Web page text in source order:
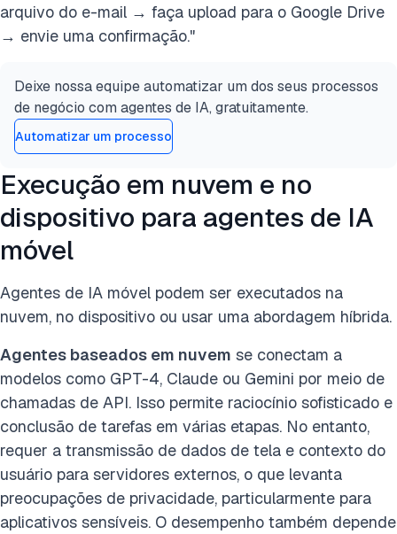
arquivo do e-mail → faça upload para o Google Drive
→ envie uma confirmação."
Deixe nossa equipe automatizar um dos seus processos
de negócio com agentes de IA, gratuitamente.
Automatizar um processo
Execução em nuvem e no
dispositivo para agentes de IA
móvel
Agentes de IA móvel podem ser executados na
nuvem, no dispositivo ou usar uma abordagem híbrida.
Agentes baseados em nuvem se conectam a
modelos como GPT-4, Claude ou Gemini por meio de
chamadas de API. Isso permite raciocínio sofisticado e
conclusão de tarefas em várias etapas. No entanto,
requer a transmissão de dados de tela e contexto do
usuário para servidores externos, o que levanta
preocupações de privacidade, particularmente para
aplicativos sensíveis. O desempenho também depende